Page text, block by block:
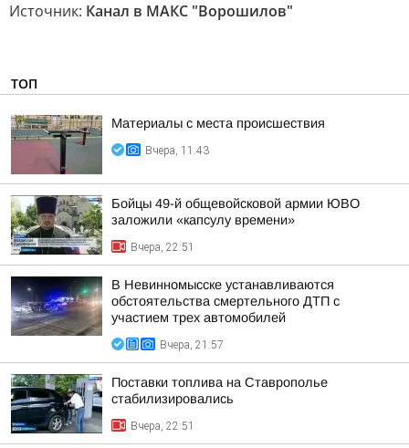
Источник: Канал в МАКС "Ворошилов"
ТОП
Материалы с места происшествия
Вчера, 11:43
Бойцы 49-й общевойсковой армии ЮВО
заложили «капсулу времени»
Вчера, 22:51
В Невинномысске устанавливаются
обстоятельства смертельного ДТП с
участием трех автомобилей
Вчера, 21:57
Поставки топлива на Ставрополье
стабилизировались
Вчера, 22:51